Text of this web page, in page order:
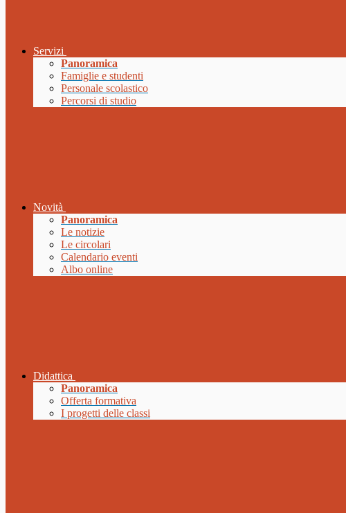
Servizi
Panoramica
Famiglie e studenti
Personale scolastico
Percorsi di studio
Novità
Panoramica
Le notizie
Le circolari
Calendario eventi
Albo online
Didattica
Panoramica
Offerta formativa
I progetti delle classi